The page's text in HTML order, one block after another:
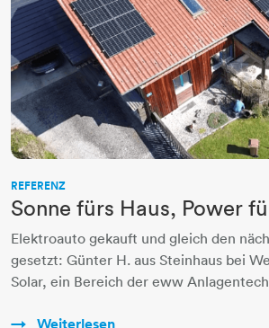
REFERENZ
Sonne fürs Haus, Power
Elektroauto gekauft und gleich den
gesetzt: Günter H. aus Steinhaus bei
Solar, ein Bereich der eww
Weiterlesen